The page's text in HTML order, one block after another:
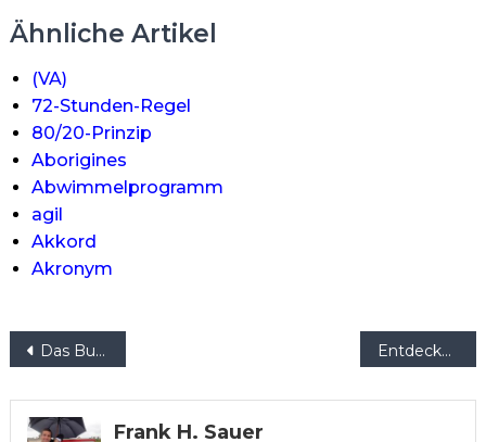
Ähnliche Artikel
(VA)
72-Stunden-Regel
80/20-Prinzip
Aborigines
Abwimmelprogramm
agil
Akkord
Akronym
Beitragsnavigation
Das Buch der Werte Entdeckungen der Wertewelt
Frank H. Sauer